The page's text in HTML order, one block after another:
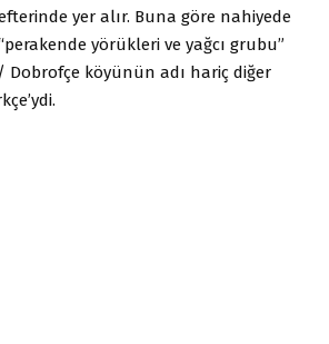
yer alır. Buna göre nahiyede
yörükleri ve yağcı grubu”
Dobrofçe köyünün adı hariç diğer